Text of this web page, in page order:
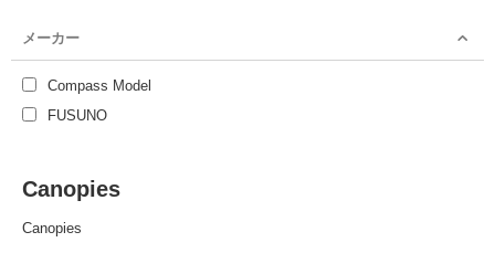
メーカー
Compass Model
FUSUNO
Canopies
Canopies